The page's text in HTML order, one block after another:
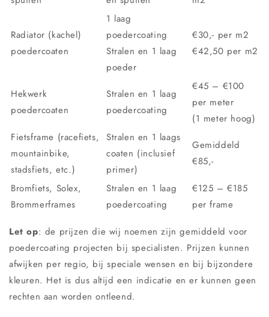
Radiator (kachel)
poedercoaten
1 laag
poedercoating
Stralen en 1 laag
poeder
€30,- per m2
€42,50 per m2
Hekwerk
poedercoaten
Stralen en 1 laag
poedercoating
€45 – €100
per meter
(1 meter hoog)
Fietsframe (racefiets,
mountainbike,
stadsfiets, etc.)
Stralen en 1 laags
coaten (inclusief
primer)
Gemiddeld
€85,-
Bromfiets, Solex,
Brommerframes
Stralen en 1 laag
poedercoating
€125 – €185
per frame
Let op: de prijzen die wij noemen zijn gemiddeld voor
poedercoating projecten bij specialisten. Prijzen kunnen
afwijken per regio, bij speciale wensen en bij bijzondere
kleuren. Het is dus altijd een indicatie en er kunnen geen
rechten aan worden ontleend.